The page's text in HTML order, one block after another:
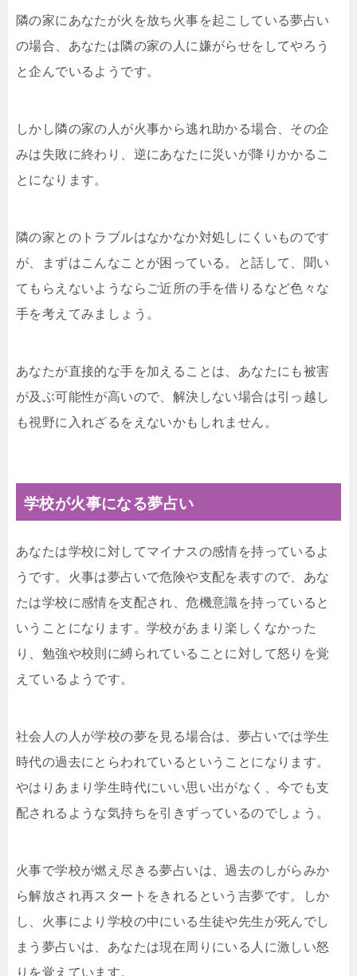
隣の家にあなたが火を放ち火事を起こしている夢占い
の場合、あなたは隣の家の人に嫌がらせをしてやろう
と企んでいるようです。
しかし隣の家の人が火事から逃れ助かる場合、その企
みは失敗に終わり、逆にあなたに災いが降りかかるこ
とになります。
隣の家とのトラブルはなかなか対処しにくいものです
が、まずはこんなことが困っている。と話して、聞い
てもらえないようならご近所の手を借りるなど色々な
手を考えてみましょう。
あなたが直接的な手を加えることは、あなたにも被害
が及ぶ可能性が高いので、解決しない場合は引っ越し
も視野に入れざるをえないかもしれません。
学校が火事になる夢占い
あなたは学校に対してマイナスの感情を持っているよ
うです。火事は夢占いで危険や支配を表すので、あな
たは学校に感情を支配され、危機意識を持っていると
いうことになります。学校があまり楽しくなかった
り、勉強や校則に縛られていることに対して怒りを覚
えているようです。
社会人の人が学校の夢を見る場合は、夢占いでは学生
時代の過去にとらわれているということになります。
やはりあまり学生時代にいい思い出がなく、今でも支
配されるような気持ちを引きずっているのでしょう。
火事で学校が燃え尽きる夢占いは、過去のしがらみか
ら解放され再スタートをきれるという吉夢です。しか
し、火事により学校の中にいる生徒や先生が死んでし
まう夢占いは、あなたは現在周りにいる人に激しい怒
りを覚えています。